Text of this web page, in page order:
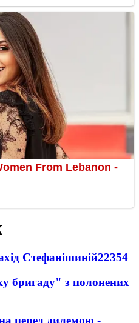
Стефанішиній22354
бригаду" з полонених
перед дилемою -